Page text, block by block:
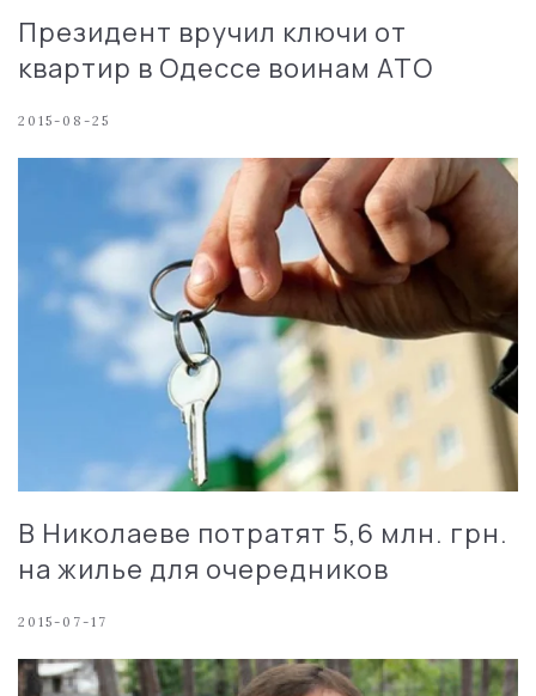
Президент вручил ключи от
квартир в Одессе воинам АТО
2015-08-25
В Николаеве потратят 5,6 млн. грн.
на жилье для очередников
2015-07-17